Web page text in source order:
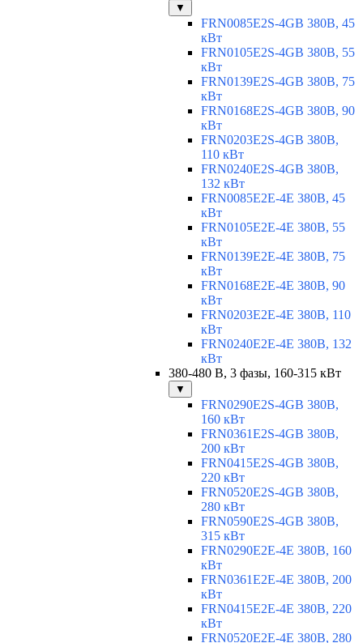
▼
FRN0085E2S-4GB 380В, 45
кВт
FRN0105E2S-4GB 380В, 55
кВт
FRN0139E2S-4GB 380В, 75
кВт
FRN0168E2S-4GB 380В, 90
кВт
FRN0203E2S-4GB 380В,
110 кВт
FRN0240E2S-4GB 380В,
132 кВт
FRN0085E2E-4E 380В, 45
кВт
FRN0105E2E-4E 380В, 55
кВт
FRN0139E2E-4E 380В, 75
кВт
FRN0168E2E-4E 380В, 90
кВт
FRN0203E2E-4E 380В, 110
кВт
FRN0240E2E-4E 380В, 132
кВт
380-480 В, 3 фазы, 160-315 кВт
▼
FRN0290E2S-4GB 380В,
160 кВт
FRN0361E2S-4GB 380В,
200 кВт
FRN0415E2S-4GB 380В,
220 кВт
FRN0520E2S-4GB 380В,
280 кВт
FRN0590E2S-4GB 380В,
315 кВт
FRN0290E2E-4E 380В, 160
кВт
FRN0361E2E-4E 380В, 200
кВт
FRN0415E2E-4E 380В, 220
кВт
FRN0520E2E-4E 380В, 280